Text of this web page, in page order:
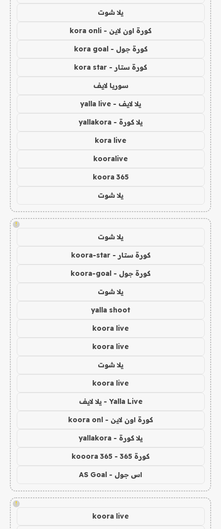
يلا شوت
كورة اون لاين - kora onli
كورة جول - kora goal
كورة ستار - kora star
سوريا لايف
يلا لايف - yalla live
يلا كورة - yallakora
kora live
kooralive
koora 365
يلا شوت
!
يلا شوت
كورة ستار - koora-star
كورة جول - koora-goal
يلا شوت
yalla shoot
koora live
koora live
يلا شوت
koora live
Yalla Live - يلا لايف
كورة اون لاين - koora onl
يلا كورة - yallakora
كورة 365 - kooora 365
اس جول - AS Goal
!
koora live